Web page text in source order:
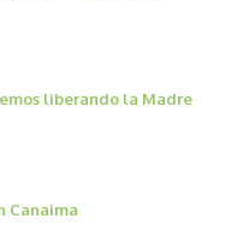
liberando la Madre
Canaima